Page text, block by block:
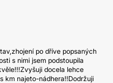
po dříve popsaných
s nimi jsem podstoupila
docela lehce
km najeto-nádhera!!Dodržuji